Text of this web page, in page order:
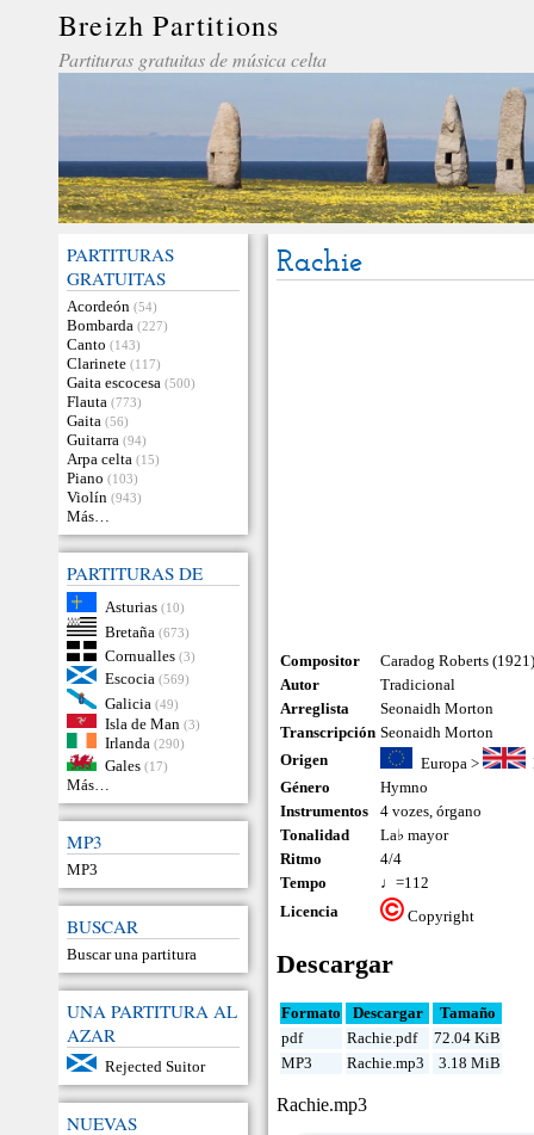
Breizh Partitions
Partituras gratuitas de música celta
PARTITURAS
GRATUITAS
Acordeón (54)
Bombarda (227)
Canto (143)
Clarinete (117)
Gaita escocesa (500)
Flauta (773)
Gaita (56)
Guitarra (94)
Arpa celta (15)
Piano (103)
Violín (943)
Más…
PARTITURAS DE
Asturias (10)
Bretaña (673)
Cornualles (3)
Escocia (569)
Galicia (49)
Isla de Man (3)
Irlanda (290)
Gales (17)
Más…
MP3
MP3
BUSCAR
Buscar una partitura
UNA PARTITURA AL
AZAR
Rejected Suitor
NUEVAS
Rachie
Compositor
Caradog Roberts
Autor
Tradicional
Arreglista
Seonaidh Morton
Transcripción Seonaidh Morton
Origen
Europa>
Género
Hymno
Instrumentos
4 vozes,órgano
Tonalidad
La♭ mayor
Ritmo
4/4
Tempo
♩=112
Licencia
Copyright
Descargar
Formato Descargar
Tamaño
pdf
Rachie.pdf
72.04 KiB
MP3
Rachie.mp3 3.18 MiB
Rachie.mp3